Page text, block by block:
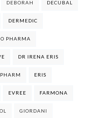
DEBORAH DECUBAL
DERMEDIC
PHARMA
DR IRENA ERIS
ERIS
EVREE FARMONA
GIORDANI